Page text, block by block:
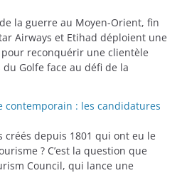
la guerre au Moyen-Orient, fin
Airways et Etihad déploient une
reconquérir une clientèle
Golfe face au défi de la
contemporain : les candidatures
créés depuis 1801 qui ont eu le
? C’est la question que
Council, qui lance une